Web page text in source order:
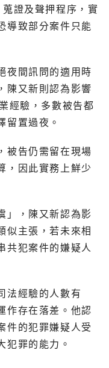
證及聲押程序，實
導致部分案件只能
夜間訊問的適用時
陳又新則認為影響
經驗，多數被告都
留置過夜。
被告仍需留在現場
，因此實務上鮮少
」，陳又新認為影
似主張，若未來相
共犯案件的嫌疑人
法經驗的人數有
作存在落差。他認
件的犯罪嫌疑人受
犯罪的能力。